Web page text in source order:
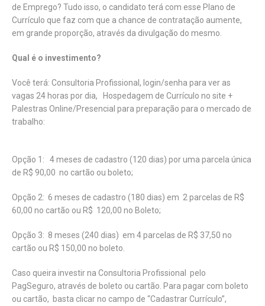
de Emprego? Tudo isso, o candidato terá com esse Plano de
Currículo que faz com que a chance de contratação aumente,
em grande proporção, através da divulgação do mesmo.
Qual é o investimento?
Você terá: Consultoria Profissional, login/senha para ver as
vagas 24 horas por dia, Hospedagem de Currículo no site +
Palestras Online/Presencial para preparação para o mercado de
trabalho:
Opção 1: 4 meses de cadastro (120 dias) por uma parcela única
de R$ 90,00 no cartão ou boleto;
Opção 2: 6 meses de cadastro (180 dias) em 2 parcelas de R$
60,00 no cartão ou R$ 120,00 no Boleto;
Opção 3: 8 meses (240 dias) em 4 parcelas de R$ 37,50 no
cartão ou R$ 150,00 no boleto.
Caso queira investir na Consultoria Profissional pelo
PagSeguro, através de boleto ou cartão. Para pagar com boleto
ou cartão, basta clicar no campo de “Cadastrar Currículo”,